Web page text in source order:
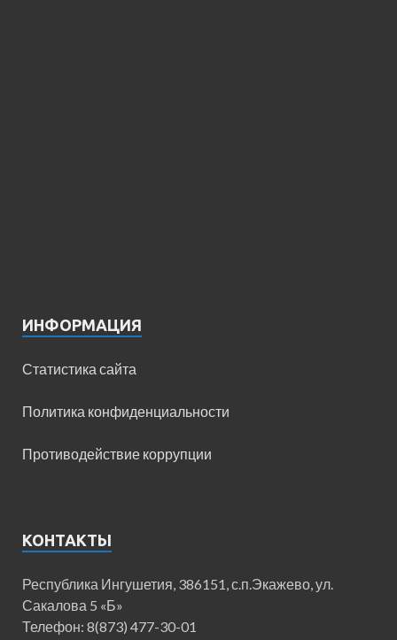
ИНФОРМАЦИЯ
Статистика сайта
Политика конфиденциальности
Противодействие коррупции
КОНТАКТЫ
Республика Ингушетия, 386151, с.п.Экажево, ул.
Сакалова 5 «Б»
Телефон: 8(873) 477-30-01